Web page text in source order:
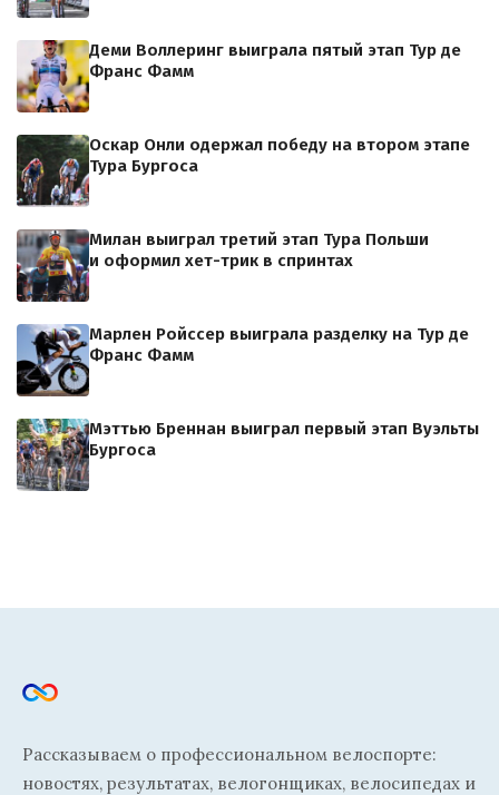
Деми Воллеринг выиграла пятый этап Тур де
Франс Фамм
Оскар Онли одержал победу на втором этапе
Тура Бургоса
Милан выиграл третий этап Тура Польши
и оформил хет-трик в спринтах
Марлен Ройссер выиграла разделку на Тур де
Франс Фамм
Мэттью Бреннан выиграл первый этап Вуэльты
Бургоса
Рассказываем о профессиональном велоспорте:
новостях, результатах, велогонщиках, велосипедах и